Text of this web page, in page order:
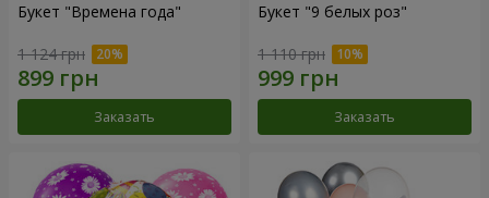
Букет "Времена года"
1 124 грн
Заказать
Букет "9 белых роз"
1 110 грн
Заказать